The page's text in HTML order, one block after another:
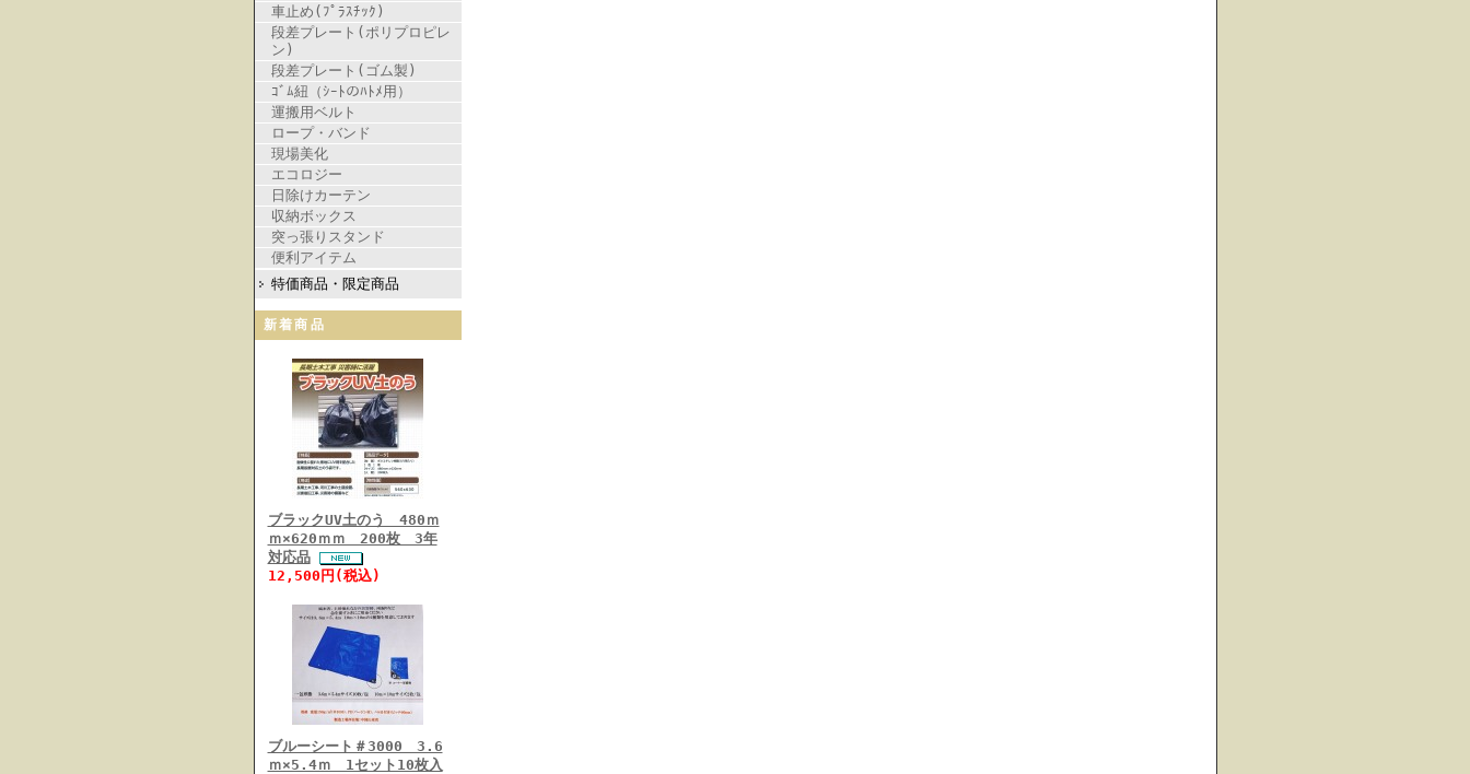
車止め(ﾌﾟﾗｽﾁｯｸ)
段差プレート(ポリプロピレ
ン)
段差プレート(ゴム製)
ｺﾞﾑ紐（ｼｰﾄのﾊﾄﾒ用）
運搬用ベルト
ロープ・バンド
現場美化
エコロジー
日除けカーテン
収納ボックス
突っ張りスタンド
便利アイテム
特価商品・限定商品
新着商品
ブラックUV土のう 480ｍ
ｍ×620ｍｍ 200枚 3年
対応品
12,500円(税込)
ブルーシート＃3000 3.6
ｍ×5.4ｍ 1セット10枚入